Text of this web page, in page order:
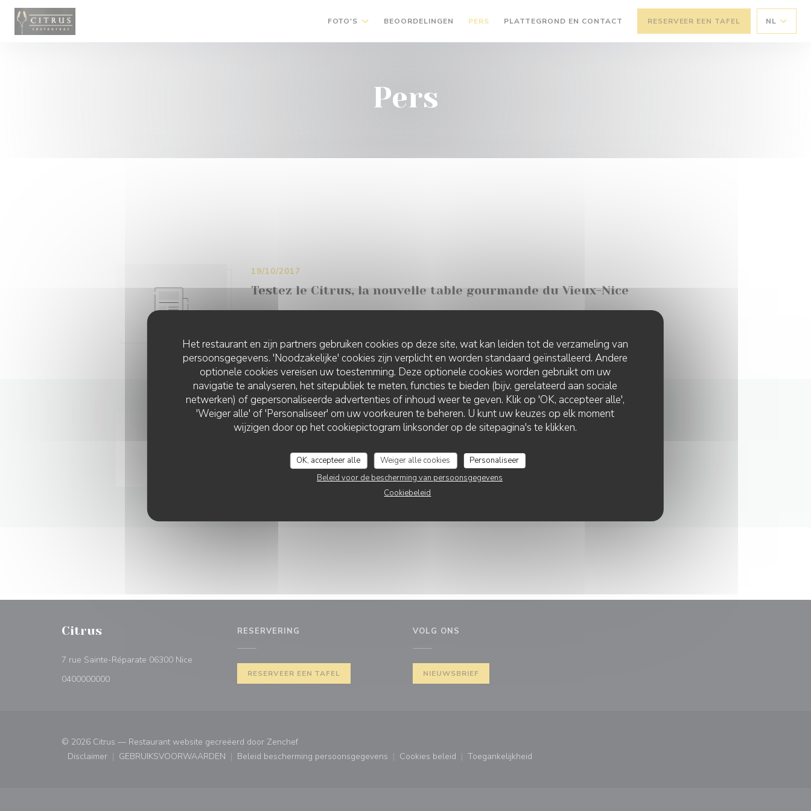
Cookies beheer paneel
Het restaurant en zijn partners gebruiken cookies op deze site, wat kan leiden tot de verzameling van
persoonsgegevens. 'Noodzakelijke' cookies zijn verplicht en worden standaard geïnstalleerd. Andere
optionele cookies vereisen uw toestemming. Deze optionele cookies worden gebruikt om uw
navigatie te analyseren, het sitepubliek te meten, functies te bieden (bijv. gerelateerd aan sociale
netwerken) of gepersonaliseerde advertenties of inhoud weer te geven. Klik op 'OK, accepteer alle',
'Weiger alle' of 'Personaliseer' om uw voorkeuren te beheren. U kunt uw keuzes op elk moment
wijzigen door op het cookiepictogram linksonder op de sitepagina's te klikken.
OK, accepteer alle Weiger alle cookies
Personaliseer
Beleid voor de bescherming van persoonsgegevens
Cookiebeleid
FOTO'S BEOORDELINGEN PERS PLATTEGROND EN CONTACT RESERVEER EEN TAFEL NL
Pers
Testez le Citrus, la nouvelle table gourmande du Vieux-Nice
19/10/2017
19/09/2017
ZIE HET NIEUWSARTIKEL((OPENT IN EEN NIEUW VENSTER))
Citrus
7 rue Sainte-Réparate 06300 Nice
0400000000
RESERVERING
RESERVEER EEN TAFEL
VOLG ONS
NIEUWSBRIEF
© 2026 Citrus — Restaurant website gecreëerd door Zenchef((opent in een nieuw venster))
Disclaimer
((opent in een nieuw venster))
GEBRUIKSVOORWAARDEN
((opent in een nieuw venster))
Beleid bescherming persoonsgegevens
((opent in een nieuw venster))
Cookies beleid
((opent in een nieuw venster))
Toegankelijkheid
((opent in een nieuw venster))